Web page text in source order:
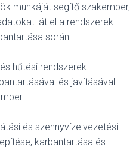
munkáját segítő szakember,
lát el a rendszerek
során.
hűtési rendszerek
és javításával
és szennyvízelvezetési
karbantartása és